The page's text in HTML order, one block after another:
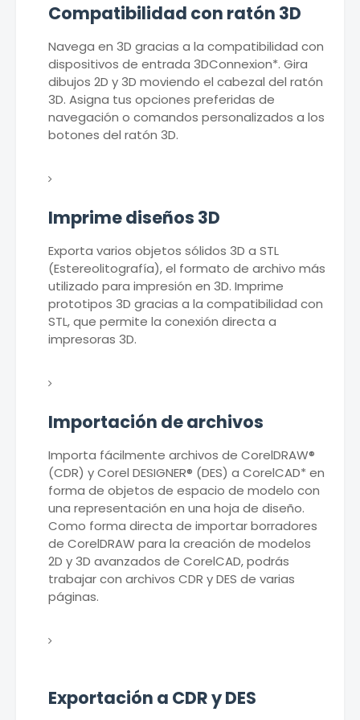
Compatibilidad con ratón 3D
Navega en 3D gracias a la compatibilidad con
dispositivos de entrada 3DConnexion*. Gira
dibujos 2D y 3D moviendo el cabezal del ratón
3D. Asigna tus opciones preferidas de
navegación o comandos personalizados a los
botones del ratón 3D.
Imprime diseños 3D
Exporta varios objetos sólidos 3D a STL
(Estereolitografía), el formato de archivo más
utilizado para impresión en 3D. Imprime
prototipos 3D gracias a la compatibilidad con
STL, que permite la conexión directa a
impresoras 3D.
Importación de archivos
Importa fácilmente archivos de CorelDRAW®
(CDR) y Corel DESIGNER® (DES) a CorelCAD* en
forma de objetos de espacio de modelo con
una representación en una hoja de diseño.
Como forma directa de importar borradores
de CorelDRAW para la creación de modelos
2D y 3D avanzados de CorelCAD, podrás
trabajar con archivos CDR y DES de varias
páginas.
Exportación a CDR y DES